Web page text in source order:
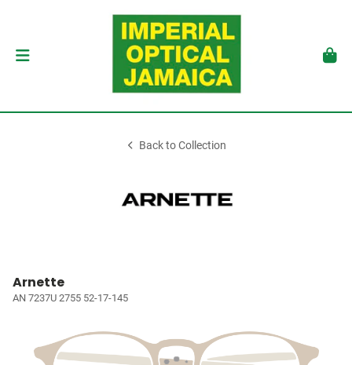
Back to Collection
Arnette
AN 7237U 2755 52-17-145